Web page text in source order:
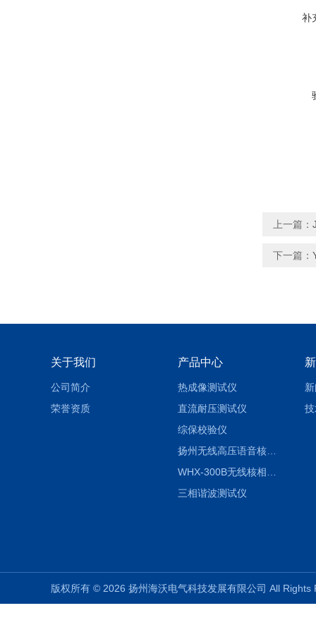
补
上一篇：
下一篇：
关于我们
公司简介
荣誉资质
产品中心
热成像测试仪
直流耐压测试仪
综保校验仪
扬州无线高压语音核相仪
三相谐波测试仪
版权所有 © 2026 扬州海沃电气科技发展有限公司 All